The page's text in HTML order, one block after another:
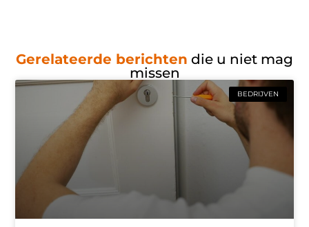
Gerelateerde berichten die u niet mag
missen
BEDRIJVEN